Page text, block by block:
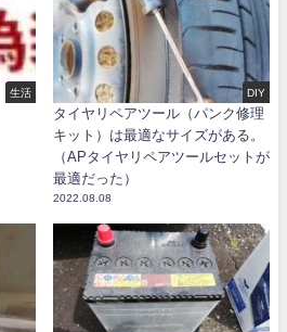
生活 DIY
タイヤリペアツール（パンク修理
キット）は最適なサイズがある。
（APタイヤリペアツールセットが
最適だった）
2022.08.08